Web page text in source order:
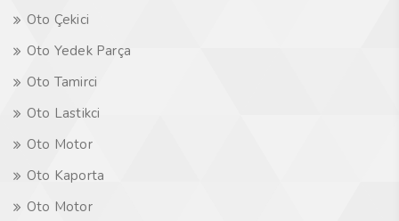
Oto Çekici
Oto Yedek Parça
Oto Tamirci
Oto Lastikci
Oto Motor
Oto Kaporta
Oto Motor